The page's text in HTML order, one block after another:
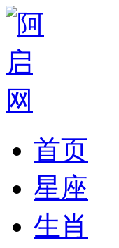
首页
星座
生肖